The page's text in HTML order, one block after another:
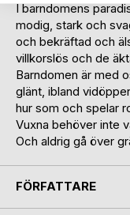
I barndomens
modig, stark och
och bekräftad och
villkorslös och de
Barndomen är med
glänt, ibland
hur som och spelar
Vuxna behöver inte
Och aldrig gå över
FÖRFATTARE